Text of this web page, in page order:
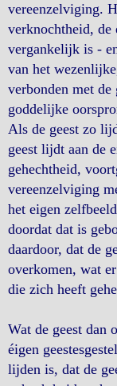
vereenzelviging.
verknochtheid, de
vergankelijk is -
van het
verbonden met
goddelijke
Als de geest zo
geest lijdt aan de
gehechtheid,
vereenzelviging
het eigen
doordat dat is
daardoor, dat de
overkomen, wat
die zich heeft
Wat de geest dan
éigen
lijden is, dat de